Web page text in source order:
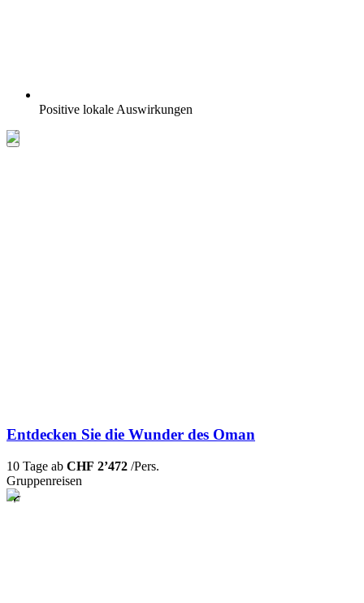
Positive lokale Auswirkungen
Entdecken Sie die Wunder des Oman
10 Tage ab CHF 2’472 /Pers.
Gruppenreisen